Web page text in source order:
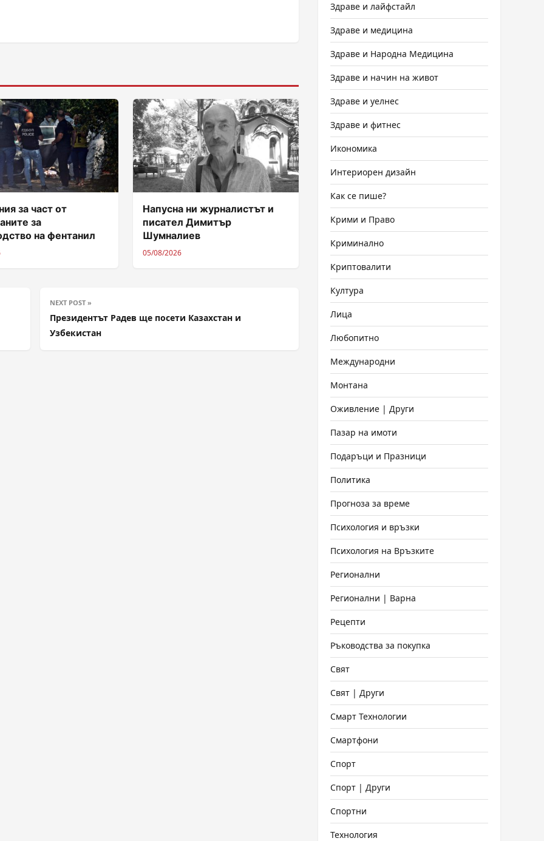
за част от
за
на фентанил
Напусна ни журналистът и
писател Димитър
Шумналиев
05/08/2026
NEXT POST »
Президентът Радев ще посети Казахстан и
Узбекистан
Здраве и лайфстайл
Здраве и медицина
Здраве и Народна Медицина
Здраве и начин на живот
Здраве и уелнес
Здраве и фитнес
Икономика
Интериорен дизайн
Как се пише?
Крими и Право
Криминално
Криптовалити
Култура
Лица
Любопитно
Международни
Монтана
Оживление | Други
Пазар на имоти
Подаръци и Празници
Политика
Прогноза за време
Психология и връзки
Психология на Връзките
Регионални
Регионални | Варна
Рецепти
Ръководства за покупка
Свят
Свят | Други
Смарт Технологии
Смартфони
Спорт
Спорт | Други
Спортни
Технология